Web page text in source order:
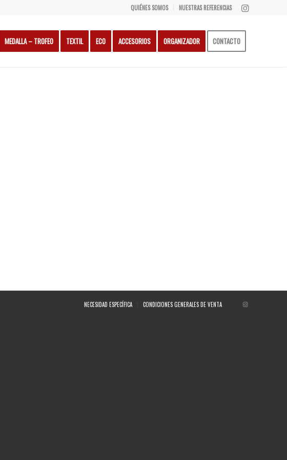
QUIÉNES SOMOS NUESTRAS REFERENCIAS
MEDALLA – TROFEO TEXTIL ECO ACCESORIOS ORGANIZADOR CONTACTO
NECESIDAD ESPECÍFICA CONDICIONES GENERALES DE VENTA